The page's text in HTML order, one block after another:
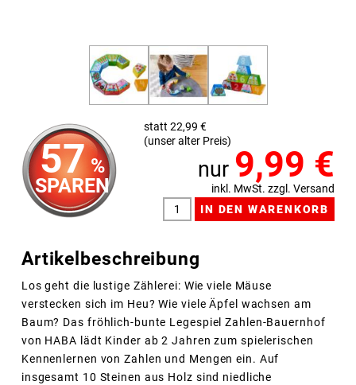
57 %
SPAREN
statt 22,99 €
(unser alter Preis)
nur 9,99 €
inkl. MwSt. zzgl. Versand
Artikelbeschreibung
Los geht die lustige Zählerei: Wie viele Mäuse
verstecken sich im Heu? Wie viele Äpfel wachsen am
Baum? Das fröhlich-bunte Legespiel Zahlen-Bauernhof
von HABA lädt Kinder ab 2 Jahren zum spielerischen
Kennenlernen von Zahlen und Mengen ein. Auf
insgesamt 10 Steinen aus Holz sind niedliche